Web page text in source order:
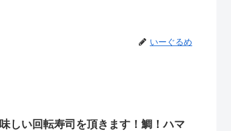
いーぐるめ
しい回転寿司を頂きます！鯛！ハマ